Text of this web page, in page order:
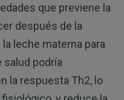
que previene la
después de la
leche materna para
podría
la respuesta Th2, lo